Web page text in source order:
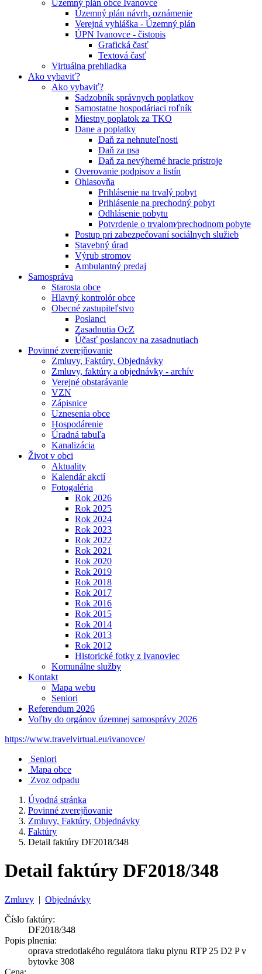
Územný plán obce Ivanovce
Územný plán návrh, oznámenie
Verejná vyhláška - Územný plán
ÚPN Ivanovce - čistopis
Grafická časť
Textová časť
Virtuálna prehliadka
Ako vybaviť?
Ako vybaviť?
Sadzobník správnych poplatkov
Samostatne hospodáriaci roľník
Miestny poplatok za TKO
Dane a poplatky
Daň za nehnuteľnosti
Daň za psa
Daň za nevýherné hracie prístroje
Overovanie podpisov a listín
Ohlasovňa
Prihlásenie na trvalý pobyt
Prihlásenie na prechodný pobyt
Odhlásenie pobytu
Potvrdenie o trvalom⁄prechodnom pobyte
Postup pri zabezpečovaní sociálnych služieb
Stavebný úrad
Výrub stromov
Ambulantný predaj
Samospráva
Starosta obce
Hlavný kontrolór obce
Obecné zastupiteľstvo
Poslanci
Zasadnutia OcZ
Účasť poslancov na zasadnutiach
Povinné zverejňovanie
Zmluvy, Faktúry, Objednávky
Zmluvy, faktúry a objednávky - archív
Verejné obstarávanie
VZN
Zápisnice
Uznesenia obce
Hospodárenie
Úradná tabuľa
Kanalizácia
Život v obci
Aktuality
Kalendár akcií
Fotogaléria
Rok 2026
Rok 2025
Rok 2024
Rok 2023
Rok 2022
Rok 2021
Rok 2020
Rok 2019
Rok 2018
Rok 2017
Rok 2016
Rok 2015
Rok 2014
Rok 2013
Rok 2012
Historické fotky z Ivanoviec
Komunálne služby
Kontakt
Mapa webu
Seniori
Referendum 2026
Voľby do orgánov územnej samosprávy 2026
https://www.travelvirtual.eu/ivanovce/
Seniori
Mapa obce
Zvoz odpadu
Úvodná stránka
Povinné zverejňovanie
Zmluvy, Faktúry, Objednávky
Faktúry
Detail faktúry DF2018/348
Detail faktúry DF2018/348
Zmluvy | Objednávky
Číslo faktúry:
DF2018/348
Popis plnenia:
oprava stredotlakého regulátora tlaku plynu RTP 25 D2 P v
bytovke 308
Cena: